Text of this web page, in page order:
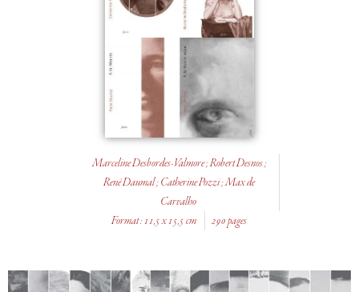
Marceline Desbordes-Valmore ; Robert Desnos ;
René Daumal ; Catherine Pozzi ; Max de
Carvalho
Format : 11,5 x 15,5 cm
290 pages